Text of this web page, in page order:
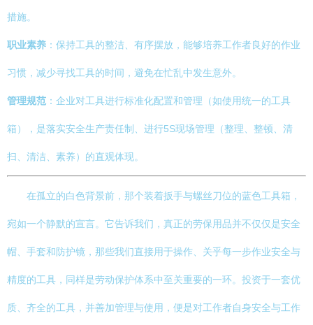
措施。
职业素养 ：保持工具的整洁、有序摆放，能够培养工作者良好的作业
习惯，减少寻找工具的时间，避免在忙乱中发生意外。
管理规范 ：企业对工具进行标准化配置和管理（如使用统一的工具
箱），是落实安全生产责任制、进行5S现场管理（整理、整顿、清
扫、清洁、素养）的直观体现。
在孤立的白色背景前，那个装着扳手与螺丝刀位的蓝色工具箱，
宛如一个静默的宣言。它告诉我们，真正的劳保用品并不仅仅是安全
帽、手套和防护镜，那些我们直接用于操作、关乎每一步作业安全与
精度的工具，同样是劳动保护体系中至关重要的一环。投资于一套优
质、齐全的工具，并善加管理与使用，便是对工作者自身安全与工作